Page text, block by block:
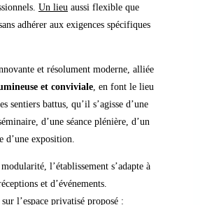
. Un lieu aussi flexible que
adhérer aux exigences spécifiques
et résolument moderne, alliée
et conviviale, en font le lieu
sentiers battus, qu’il s’agisse d’une
, d’une séance plénière, d’un
d’une exposition.
l’établissement s’adapte à
et d’événements.
sur l’espace privatisé proposé :